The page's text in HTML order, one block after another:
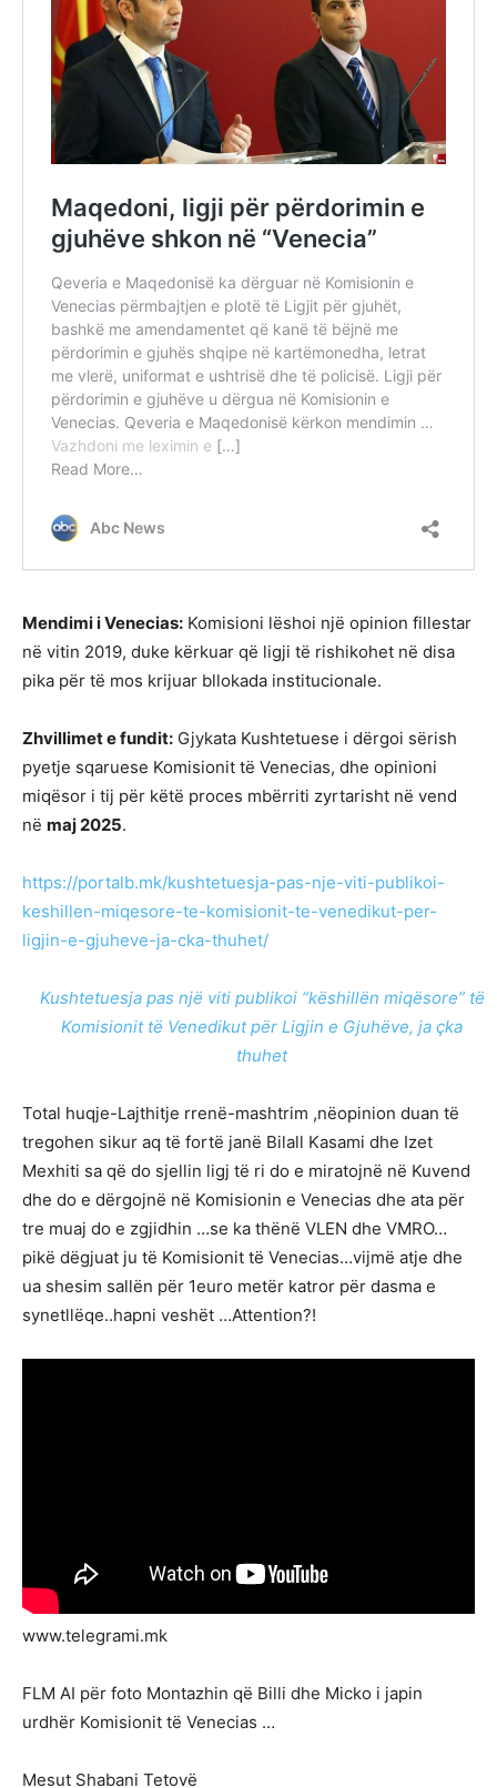
Mendimi i Venecias: Komisioni lëshoi një opinion fillestar
në vitin 2019, duke kërkuar që ligji të rishikohet në disa
pika për të mos krijuar bllokada institucionale.
Zhvillimet e fundit: Gjykata Kushtetuese i dërgoi sërish
pyetje sqaruese Komisionit të Venecias, dhe opinioni
miqësor i tij për këtë proces mbërriti zyrtarisht në vend
në maj 2025.
https://portalb.mk/kushtetuesja-pas-nje-viti-publikoi-
keshillen-miqesore-te-komisionit-te-venedikut-per-
ligjin-e-gjuheve-ja-cka-thuhet/
Kushtetuesja pas një viti publikoi “këshillën miqësore” të
Komisionit të Venedikut për Ligjin e Gjuhëve, ja çka
thuhet
Total huqje-Lajthitje rrenë-mashtrim ,nëopinion duan të
tregohen sikur aq të fortë janë Bilall Kasami dhe Izet
Mexhiti sa që do sjellin ligj të ri do e miratojnë në Kuvend
dhe do e dërgojnë në Komisionin e Venecias dhe ata për
tre muaj do e zgjidhin …se ka thënë VLEN dhe VMRO…
pikë dëgjuat ju të Komisionit të Venecias…vijmë atje dhe
ua shesim sallën për 1euro metër katror për dasma e
synetllëqe..hapni veshët …Attention?!
www.telegrami.mk
FLM AI për foto Montazhin që Billi dhe Micko i japin
urdhër Komisionit të Venecias …
Mesut Shabani Tetovë